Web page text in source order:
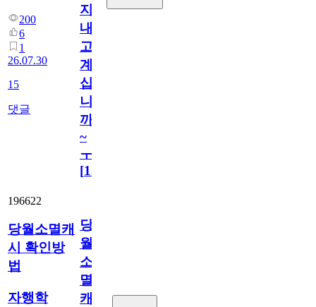
200
6
1
26.07.30
15
댓글
지
내
고
계
십
니
까
~
ㅜ
[15
196622
당월소멸캐
시 확인방
법
자행학
당
월
소
멸
캐